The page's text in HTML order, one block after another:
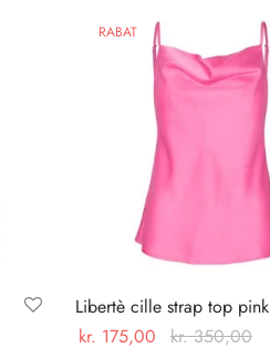
RABAT
Libertè cille strap top pink
kr. 175,00 kr.350,00